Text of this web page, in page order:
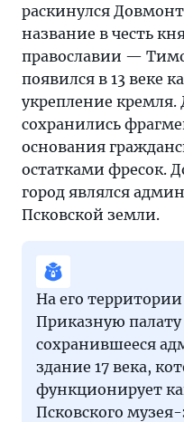
раскинулся
название в честь
православии —
появился в 13 веке
укрепление
сохранились
основания
остатками фресок.
город являлся
Псковской земли.
На его
Приказную
сохранившееся
здание 17 века,
функционирует
Псковского